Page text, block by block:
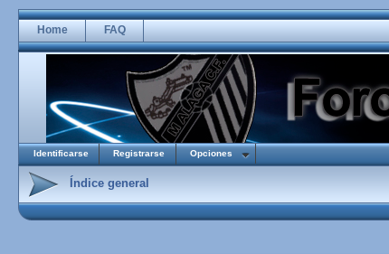
Home FAQ
Identificarse Registrarse Opciones
Índice general